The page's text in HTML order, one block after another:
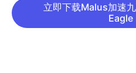
立即下载Malus加速
Eagle